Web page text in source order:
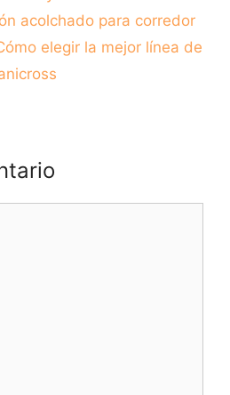
acolchado para corredor
elegir la mejor línea de